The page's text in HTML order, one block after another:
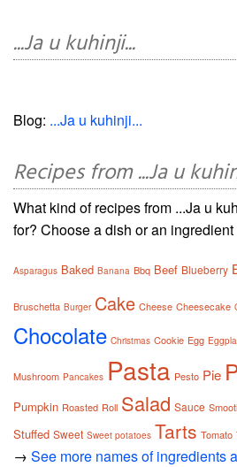
...Ja u kuhinji...
Blog: ...Ja u kuhinji...
Recipes from ...Ja u
What kind of recipes from ...Ja u
for? Choose a dish or an
Asparagus Baked Banana Bbq Beef Blueberry
Bruschetta Burger Cake Cheese Cheesecake
Chocolate Christmas Cookie Egg
Mushroom Pancakes Pasta Pesto Pie
Pumpkin Roasted Roll Salad Sauce
Stuffed Sweet Sweet potatoes Tarts Tomato
→ See more names of ingredients